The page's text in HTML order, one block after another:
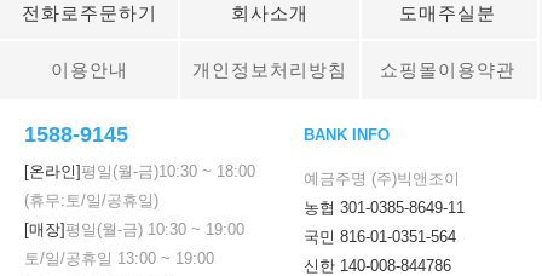
전화로주문하기 회사소개 도매주실분
이용안내 개인정보처리방침 쇼핑몰이용약관
1588-9145
[온라인]평일(월-금)10:30 ~ 18:00
(휴무:토/일/공휴일)
[매장]평일(월-금) 10:30 ~ 19:00
토/일/공휴일 13:00 ~ 19:00
BANK INFO
예금주명 (주)빅앤조이
농협 301-0385-8649-11
국민 816-01-0351-564
신한 140-008-844786